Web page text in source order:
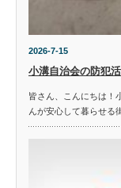
2026-7-15
小溝自治会の防犯
皆さん、こんにちは！
んが安心して暮らせる